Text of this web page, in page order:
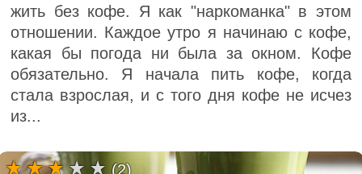
жить без кофе. Я как "наркоманка" в этом
отношении. Каждое утро я начинаю с кофе,
какая бы погода ни была за окном. Кофе
обязательно. Я начала пить кофе, когда
стала взрослая, и с того дня кофе не исчез
из...
(2)